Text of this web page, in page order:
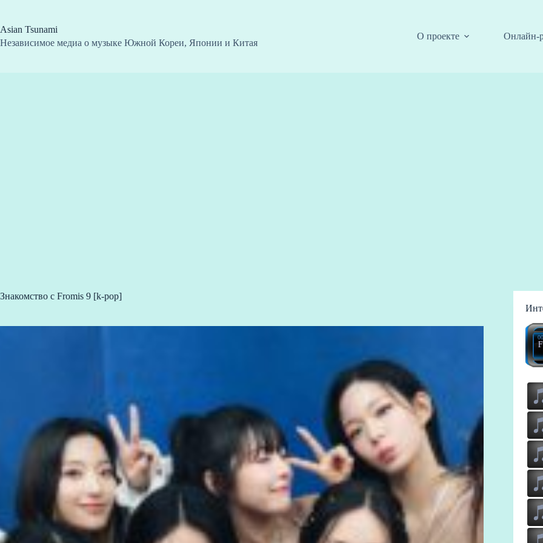
сути
Asian Tsunami
Независимое медиа о музыке Южной Кореи, Японии и Китая
О проекте Онлайн-
Знакомство с Fromis 9 [k-pop]
Fujii